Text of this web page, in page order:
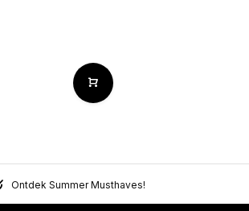
Ontdek Summer Musthaves!